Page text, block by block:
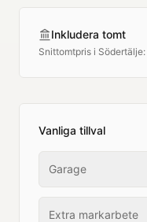
Inkludera tomt
Snittomtpris i Södertälje:
Vanliga tillval
Garage
Extra markarbete